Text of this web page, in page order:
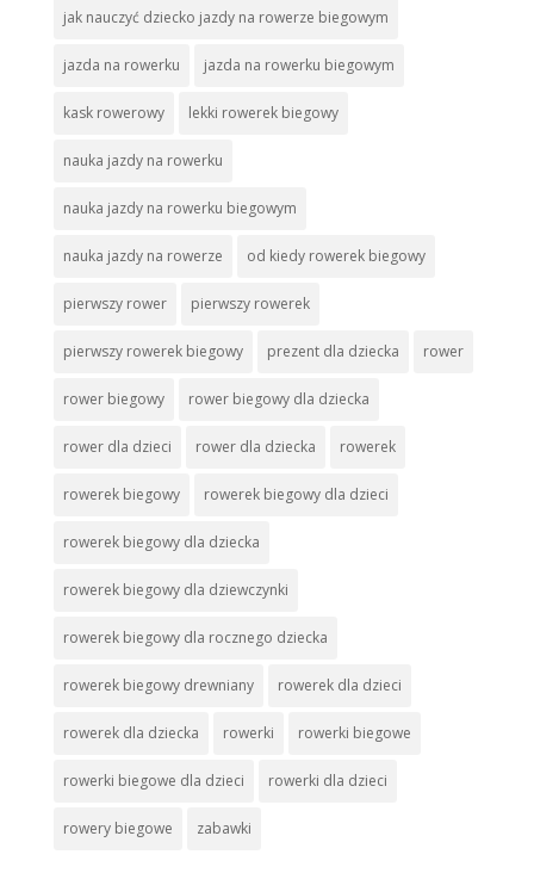
jak nauczyć dziecko jazdy na rowerze biegowym
jazda na rowerku jazda na rowerku biegowym
kask rowerowy lekki rowerek biegowy
nauka jazdy na rowerku
nauka jazdy na rowerku biegowym
nauka jazdy na rowerze od kiedy rowerek biegowy
pierwszy rower pierwszy rowerek
pierwszy rowerek biegowy prezent dla dziecka rower
rower biegowy rower biegowy dla dziecka
rower dla dzieci rower dla dziecka rowerek
rowerek biegowy rowerek biegowy dla dzieci
rowerek biegowy dla dziecka
rowerek biegowy dla dziewczynki
rowerek biegowy dla rocznego dziecka
rowerek biegowy drewniany rowerek dla dzieci
rowerek dla dziecka rowerki rowerki biegowe
rowerki biegowe dla dzieci rowerki dla dzieci
rowery biegowe zabawki